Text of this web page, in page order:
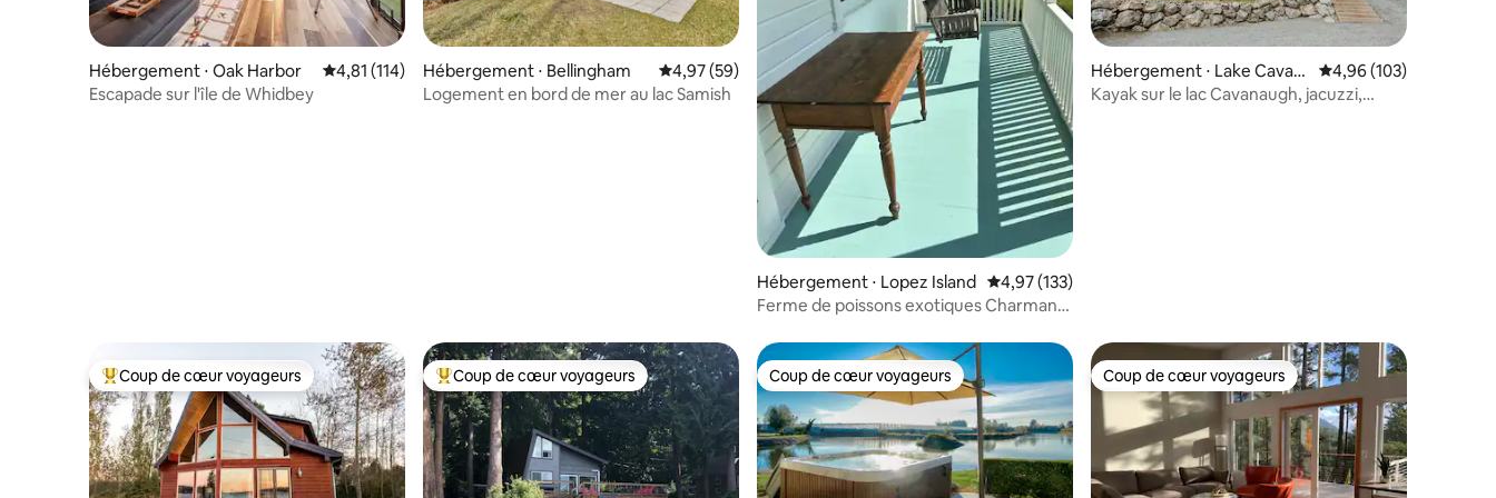
Hébergement ⋅ Oak Harbor Évaluation moyenne sur la base de 114 commentaires : 4,81 sur 5
4,81 (114)
Escapade sur l'île de Whidbey
Hébergement ⋅ Bellingham Évaluation moyenne sur la base de 59 commentaires : 4,97 sur 5
4,97 (59)
Logement en bord de mer au lac Samish
Hébergement ⋅ Lopez Island Évaluation moyenne sur la base de 133 commentaires : 4,97 sur 5
4,97 (133)
Ferme de poissons exotiques Charmant
Hébergement ⋅ Lake Cavan
augh
Évaluation moyenne
4,96 (103)
Kayak sur le lac Cavanaugh, jacuzzi,
Coups de cœur voyageurs les plus appréciés
Coup de cœur voyageurs Coups de cœur voyageurs les plus appréciés
Coup de cœur voyageurs Coup de cœur voyageurs
Coup de cœur voyageurs Coup de cœur voyageurs
Coup de cœur voyageurs